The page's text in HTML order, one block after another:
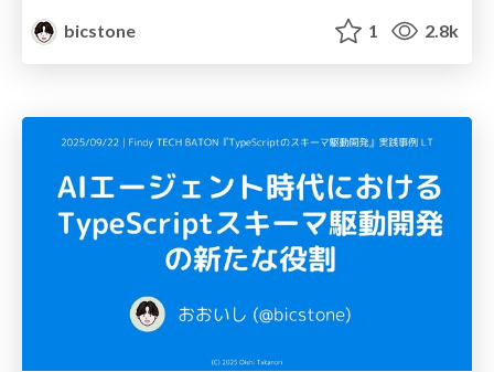
bicstone 1 2.8k